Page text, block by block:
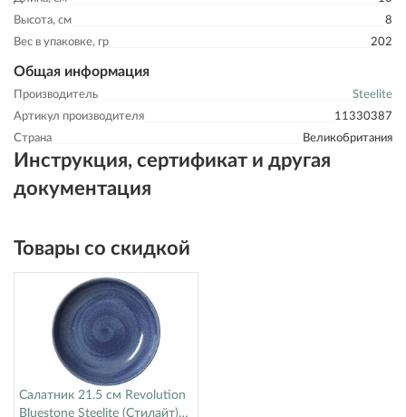
Высота, см
8
Вес в упаковке, гр
202
Общая информация
Производитель
Steelite
Артикул производителя
11330387
Страна
Великобритания
Инструкция, сертификат и другая
документация
Товары со скидкой
Салатник 21.5 см Revolution
Bluestone Steelite (Стилайт)